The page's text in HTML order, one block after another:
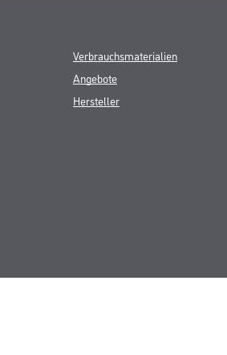
Verbrauchsmaterialien
Angebote
Hersteller